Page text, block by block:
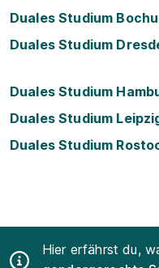
Duales Studium
Duales Studium
Duales Studium
Duales Studium
Duales Studium
Hier erfährst du,